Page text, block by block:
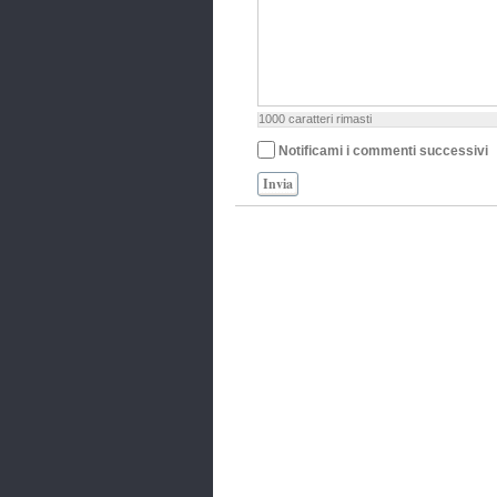
1000 caratteri rimasti
Notificami i commenti successivi
Invia